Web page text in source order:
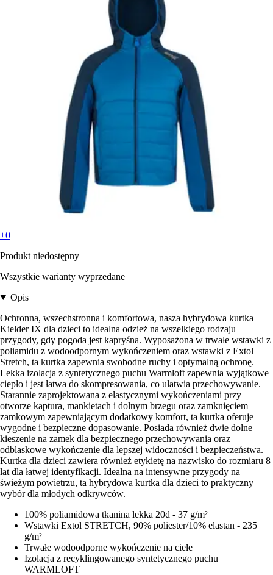
+0
Produkt niedostępny
Wszystkie warianty wyprzedane
Opis
Ochronna, wszechstronna i komfortowa, nasza hybrydowa kurtka
Kielder IX dla dzieci to idealna odzież na wszelkiego rodzaju
przygody, gdy pogoda jest kapryśna. Wyposażona w trwałe wstawki z
poliamidu z wodoodpornym wykończeniem oraz wstawki z Extol
Stretch, ta kurtka zapewnia swobodne ruchy i optymalną ochronę.
Lekka izolacja z syntetycznego puchu Warmloft zapewnia wyjątkowe
ciepło i jest łatwa do skompresowania, co ułatwia przechowywanie.
Starannie zaprojektowana z elastycznymi wykończeniami przy
otworze kaptura, mankietach i dolnym brzegu oraz zamknięciem
zamkowym zapewniającym dodatkowy komfort, ta kurtka oferuje
wygodne i bezpieczne dopasowanie. Posiada również dwie dolne
kieszenie na zamek dla bezpiecznego przechowywania oraz
odblaskowe wykończenie dla lepszej widoczności i bezpieczeństwa.
Kurtka dla dzieci zawiera również etykietę na nazwisko do rozmiaru 8
lat dla łatwej identyfikacji. Idealna na intensywne przygody na
świeżym powietrzu, ta hybrydowa kurtka dla dzieci to praktyczny
wybór dla młodych odkrywców.
100% poliamidowa tkanina lekka 20d - 37 g/m²
Wstawki Extol STRETCH, 90% poliester/10% elastan - 235
g/m²
Trwałe wodoodporne wykończenie na ciele
Izolacja z recyklingowanego syntetycznego puchu
WARMLOFT